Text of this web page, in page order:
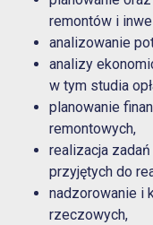
remontów i
analizowanie
analizy
w tym studia
planowanie
remontowych,
realizacja
przyjętych do
nadzorowanie i
rzeczowych,